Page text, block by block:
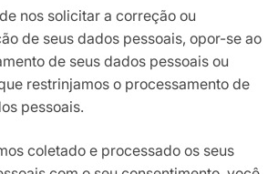
nos solicitar a correção ou
de seus dados pessoais, opor-se ao
de seus dados pessoais ou
restrinjamos o processamento de
pessoais.
coletado e processado os seus